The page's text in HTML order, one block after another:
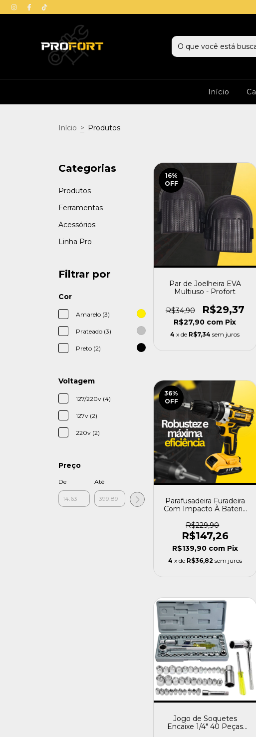
Início
Início > Produtos
Categorias
Produtos
Ferramentas
Acessórios
Linha Pro
Filtrar por
Cor
Amarelo (3)
Prateado (3)
Preto (2)
Voltagem
127/220v (4)
127v (2)
220v (2)
Preço
De Até
16%
OFF
Par de Joelheira EVA
Multiuso - Profort
R$34,90 R$29,37
R$27,90 com Pix
4 x de R$7,34 sem juros
36%
OFF
Parafusadeira Furadeira
Com Impacto À Bateria
Acessórios - Profort
R$229,90
R$147,26
R$139,90 com Pix
4 x de R$36,82 sem juros
Jogo de Soquetes
Encaixe 1/4" 40 Peças